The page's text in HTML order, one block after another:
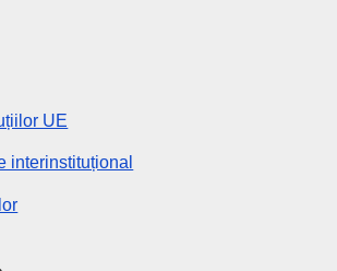
UE
interinstituțional